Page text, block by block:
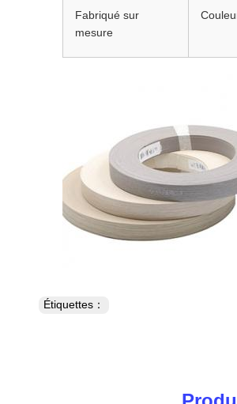
Fabriqué sur
mesure
Étiquettes：